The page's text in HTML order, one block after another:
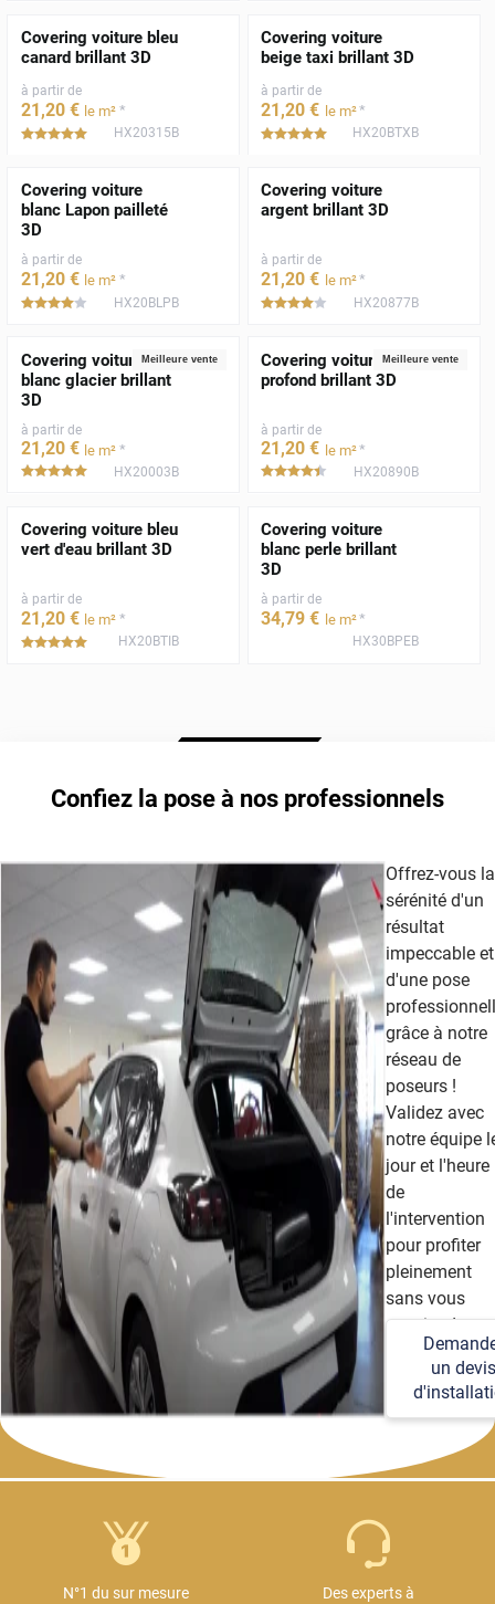
Covering voiture bleu
canard brillant 3D
à partir de
21,20 € le m² *
*****HX20315B
Covering voiture
beige taxi brillant 3D
à partir de
21,20 € le m²*
*****HX20BTXB
Covering voiture
blanc Lapon pailleté
3D
à partir de
21,20 € le m² *
***** HX20BLPB
Covering voiture
argent brillant 3D
à partir de
21,20 € le m²*
***** HX20877B
Meilleure vente
Covering voiture
blanc glacier brillant
3D
à partir de
21 ,20 € le m² *
*****HX20003B
Meilleure vente
Covering voiture noir
profond brillant 3D
à partir de
21 ,20 € le m²*
***** HX20890B
Covering voiture bleu
vert d'eau brillant 3D
à partir de
21,20 € le m² *
*****HX20BTIB
Covering voiture
blanc perle brillant
3D
à partir de
34,79 € le m²*
HX30BPEB
Confiez la pose à nos professionnels
Offrez-vous la
sérénité d'un
résultat
impeccable et
d'une pose
grâce à notre
réseau de
poseurs !
Validez avec
notre équipe
jour et l'heure
de
l'intervention
pour profiter
pleinement
sans vous
soucier des
détails
techniques et
logistiques.
un devis
N°1 du sur mesure
Des experts à